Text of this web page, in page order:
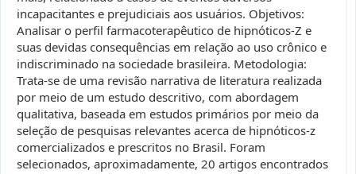
incapacitantes e prejudiciais aos usuários. Objetivos:
Analisar o perfil farmacoterapêutico de hipnóticos-Z e
suas devidas consequências em relação ao uso crônico e
indiscriminado na sociedade brasileira. Metodologia:
Trata-se de uma revisão narrativa de literatura realizada
por meio de um estudo descritivo, com abordagem
qualitativa, baseada em estudos primários por meio da
seleção de pesquisas relevantes acerca de hipnóticos-z
comercializados e prescritos no Brasil. Foram
selecionados, aproximadamente, 20 artigos encontrados